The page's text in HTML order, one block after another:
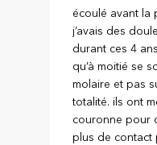
écoulé avant la
j’avais des
durant ces 4
qu’à moitié se
molaire et pas
totalité. ils ont
couronne pour
plus de contact